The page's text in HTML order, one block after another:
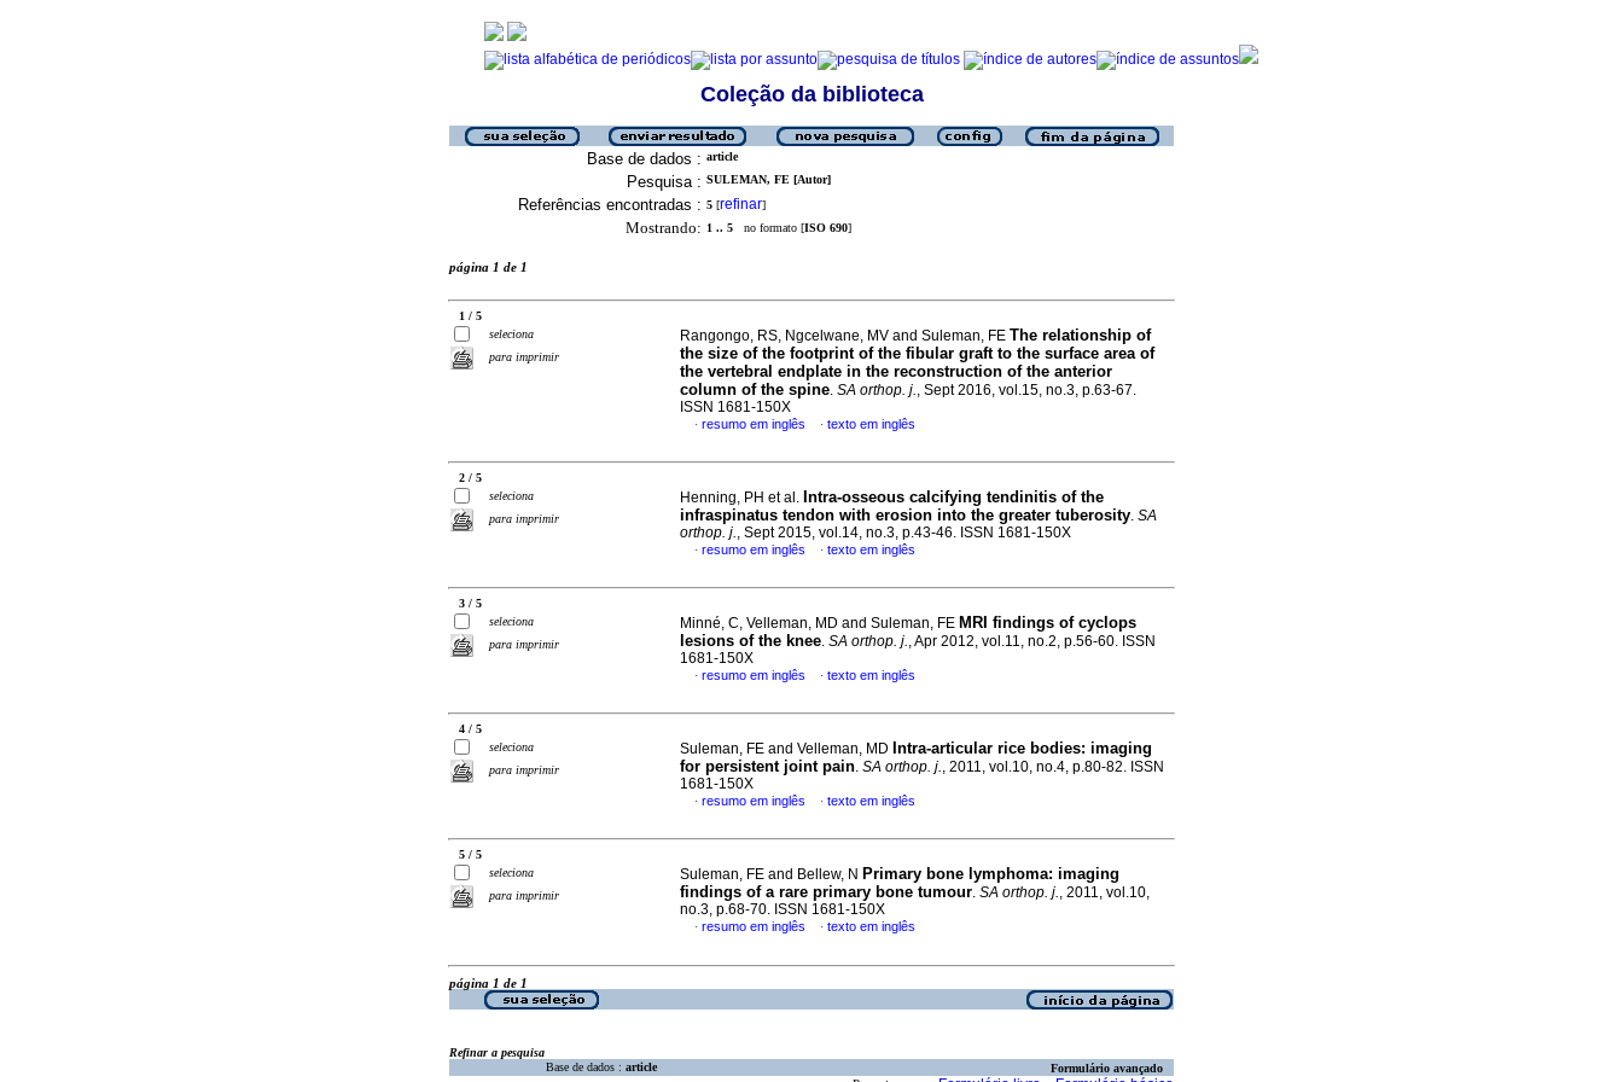
Coleção da biblioteca
Base de dados : article
Pesquisa : SULEMAN, FE [Autor]
Referências encontradas : 5 [refinar]
Mostrando: 1 .. 5 no formato [ISO 690]
página 1 de 1
1 / 5
seleciona
para imprimir
Rangongo, RS, Ngcelwane, MV and Suleman, FE The relationship of
the size of the footprint of the fibular graft to the surface area of
the vertebral endplate in the reconstruction of the anterior
column of the spine. SA orthop. j., Sept 2016, vol.15, no.3, p.63-67.
ISSN 1681-150X
· resumo em inglês · texto em inglês
2 / 5
seleciona
para imprimir
Henning, PH et al. Intra-osseous calcifying tendinitis of the
infraspinatus tendon with erosion into the greater tuberosity. SA
orthop. j., Sept 2015, vol.14, no.3, p.43-46. ISSN 1681-150X
· resumo em inglês · texto em inglês
3 / 5
seleciona
para imprimir
Minné, C, Velleman, MD and Suleman, FE MRI findings of cyclops
lesions of the knee. SA orthop. j., Apr 2012, vol.11, no.2, p.56-60. ISSN
1681-150X
· resumo em inglês · texto em inglês
4 / 5
seleciona
para imprimir
Suleman, FE and Velleman, MD Intra-articular rice bodies: imaging
for persistent joint pain. SA orthop. j., 2011, vol.10, no.4, p.80-82. ISSN
1681-150X
· resumo em inglês · texto em inglês
5 / 5
seleciona
para imprimir
Suleman, FE and Bellew, N Primary bone lymphoma: imaging
findings of a rare primary bone tumour. SA orthop. j., 2011, vol.10,
no.3, p.68-70. ISSN 1681-150X
· resumo em inglês · texto em inglês
página 1 de 1
Refinar a pesquisa
Base de dados : article Formulário avançado